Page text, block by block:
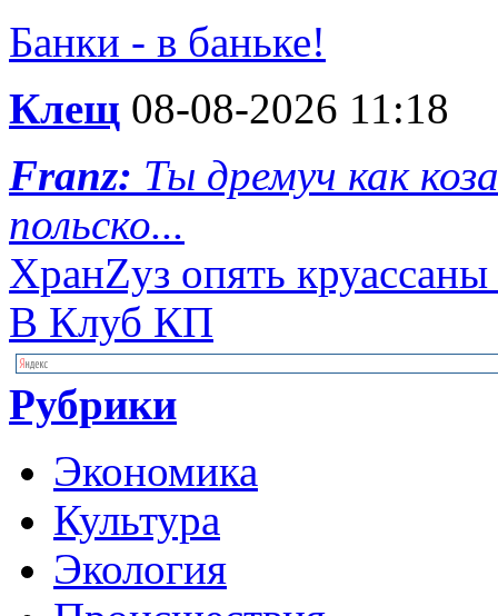
Банки - в баньке!
Клещ 08-08-2026 11:18
Franz: Ты дремуч как
польско...
ХранZуз опять
В Клуб КП
Рубрики
Экономика
Культура
Экология